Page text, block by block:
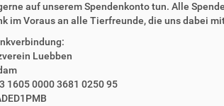
auf unserem Spendenkonto tun. Alle
im Voraus an alle Tierfreunde, die uns dabei
Luebben
1605 0000 3681 0250 95